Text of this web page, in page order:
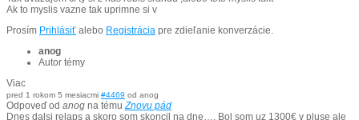
Ak to myslis vazne tak uprimne si v
Prosím Prihlásiť alebo Registrácia pre zdieľanie konverzácie.
anog
Autor témy
Viac
pred 1 rokom 5 mesiacmi #4469 od anog
Odpoveď od anog na témuZnovu pád
Dnes dalsi relaps a skoro som skoncil na dne…. Bol som uz 1300€ v pluse ale